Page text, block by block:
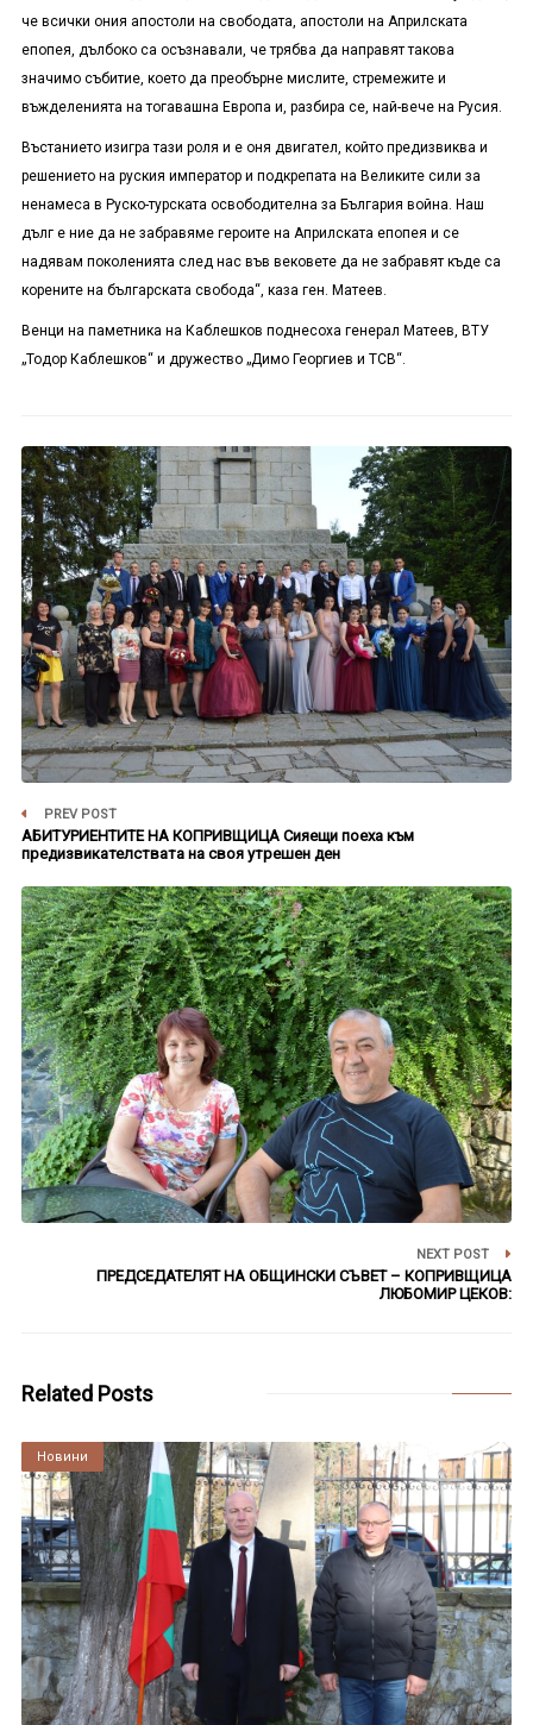
че всички ония апостоли на свободата, апостоли на Априлската
епопея, дълбоко са осъзнавали, че трябва да направят такова
значимо събитие, което да преобърне мислите, стремежите и
въжделенията на тогавашна Европа и, разбира се, най-вече на Русия.
Въстанието изигра тази роля и е оня двигател, който предизвиква и
решението на руския император и подкрепата на Великите сили за
ненамеса в Руско-турската освободителна за България война. Наш
дълг е ние да не забравяме героите на Априлската епопея и се
надявам поколенията след нас във вековете да не забравят къде са
корените на българската свобода“, каза ген. Матеев.
Венци на паметника на Каблешков поднесоха генерал Матеев, ВТУ
„Тодор Каблешков“ и дружество „Димо Георгиев и ТСВ“.
PREV POST
АБИТУРИЕНТИТЕ НА КОПРИВЩИЦА Сияещи поеха към
предизвикателствата на своя утрешен ден
NEXT POST
ПРЕДСЕДАТЕЛЯТ НА ОБЩИНСКИ СЪВЕТ – КОПРИВЩИЦА
ЛЮБОМИР ЦЕКОВ:
Related Posts
Култура
Новини